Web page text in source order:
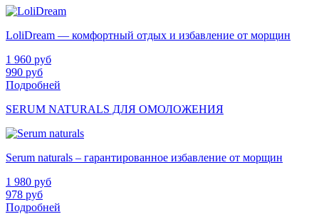
LoliDream — комфортный отдых и избавление от морщин
1 960 руб
990 руб
Подробней
SERUM NATURALS ДЛЯ ОМОЛОЖЕНИЯ
Serum naturals – гарантированное избавление от морщин
1 980 руб
978 руб
Подробней